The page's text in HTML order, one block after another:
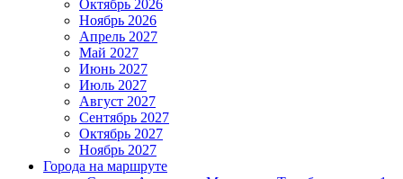
Октябрь 2026
Ноябрь 2026
Апрель 2027
Май 2027
Июнь 2027
Июль 2027
Август 2027
Сентябрь 2027
Октябрь 2027
Ноябрь 2027
Города на маршруте